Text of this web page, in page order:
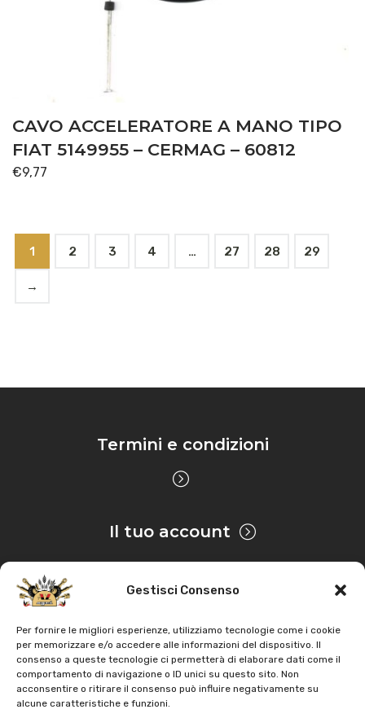
Gestisci Consenso
Per fornire le migliori esperienze, utilizziamo tecnologie come i cookie
per memorizzare e/o accedere alle informazioni del dispositivo. Il
consenso a queste tecnologie ci permetterà di elaborare dati come il
comportamento di navigazione o ID unici su questo sito. Non
acconsentire o ritirare il consenso può influire negativamente su
alcune caratteristiche e funzioni.
CAVO ACCELERATORE A MANO TIPO
FIAT 5149955 – CERMAG – 60812
€9,77
1 2 3 4 … 27 28 29
→
Termini e condizioni
Il tuo account
Privacy & Cookie
CopyrightAZ Agri. Tutti i diritti servati |Assistenza |
Contatti